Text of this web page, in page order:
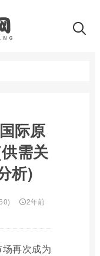
际原
需关
析)
2年前
再次成为